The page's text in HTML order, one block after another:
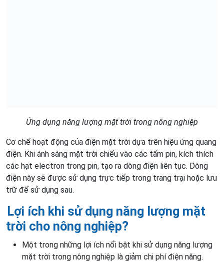
Ứng dụng năng lượng mặt trời trong nông nghiệp
Cơ chế hoạt động của điện mặt trời dựa trên hiệu ứng quang
điện. Khi ánh sáng mặt trời chiếu vào các tấm pin, kích thích
các hạt electron trong pin, tạo ra dòng điện liên tục. Dòng
điện này sẽ được sử dụng trực tiếp trong trang trại hoặc lưu
trữ để sử dụng sau.
Lợi ích khi sử dụng năng lượng mặt
trời cho nông nghiệp?
Một trong những lợi ích nổi bật khi sử dụng năng lượng
mặt trời trong nông nghiệp là giảm chi phí điện năng.